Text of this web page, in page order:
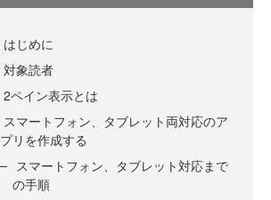
はじめに
対象読者
2ペイン表示とは
スマートフォン、タブレット両対応のア
プリを作成する
スマートフォン、タブレット対応まで
の手順